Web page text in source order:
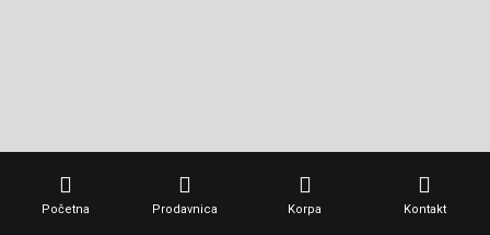
Početna Prodavnica Korpa Kontakt